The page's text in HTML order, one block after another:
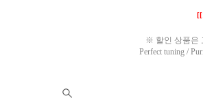
※ 할인 상품은
Perfect tuning /